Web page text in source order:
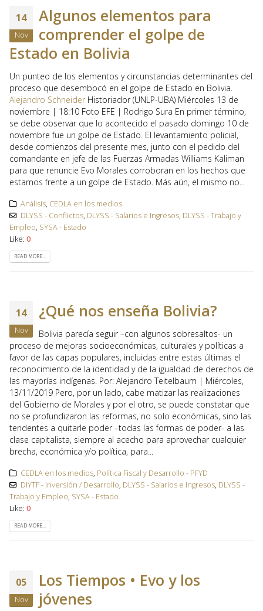
14
Nov
Algunos elementos para
comprender el golpe de
Estado en Bolivia
Un punteo de los elementos y circunstancias determinantes del
proceso que desembocó en el golpe de Estado en Bolivia.
Alejandro Schneider Historiador (UNLP-UBA) Miércoles 13 de
noviembre | 18:10 Foto EFE | Rodrigo Sura En primer término,
se debe observar que lo acontecido el pasado domingo 10 de
noviembre fue un golpe de Estado. El levantamiento policial,
desde comienzos del presente mes, junto con el pedido del
comandante en jefe de las Fuerzas Armadas Williams Kaliman
para que renuncie Evo Morales corroboran en los hechos que
estamos frente a un golpe de Estado. Más aún, el mismo no...
Análisis, CEDLA en los medios
DLYSS - Conflictos, DLYSS - Salarios e Ingresos, DLYSS - Trabajo y
Empleo, SYSA - Estado
Like: 0
READ MORE...
14
Nov
¿Qué nos enseña Bolivia?
Bolivia parecía seguir –con algunos sobresaltos- un
proceso de mejoras socioeconómicas, culturales y políticas a
favor de las capas populares, incluidas entre estas últimas el
reconocimiento de la identidad y de la igualdad de derechos de
las mayorías indígenas. Por: Alejandro Teitelbaum | Miércoles,
13/11/2019 Pero, por un lado, cabe matizar las realizaciones
del Gobierno de Morales y por el otro, se puede constatar que
no se profundizaron las reformas, no solo económicas, sino las
tendentes a quitarle poder –todas las formas de poder- a las
clase capitalista, siempre al acecho para aprovechar cualquier
brecha, económica y/o política, para...
CEDLA en los medios, Política Fiscal y Desarrollo - PFYD
DIYTF - Inversión / Desarrollo, DLYSS - Salarios e Ingresos, DLYSS -
Trabajo y Empleo, SYSA - Estado
Like: 0
READ MORE...
05
Nov
Los Tiempos • Evo y los
jóvenes